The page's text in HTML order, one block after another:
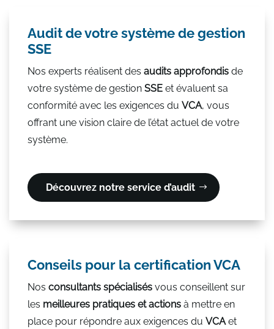
Audit de votre système de gestion
SSE
Nos experts réalisent des audits approfondis de
votre système de gestion SSE et évaluent sa
conformité avec les exigences du VCA, vous
offrant une vision claire de l’état actuel de votre
système.
Découvrez notre service d’audit
Conseils pour la certification VCA
Nos consultants spécialisés vous conseillent sur
les meilleures pratiques et actions à mettre en
place pour répondre aux exigences du VCAet